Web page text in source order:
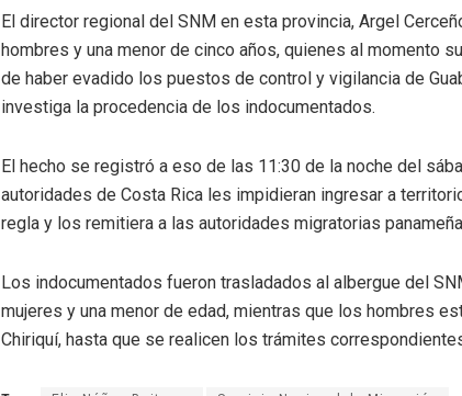
El director regional del SNM en esta provincia, Argel
hombres y una menor de cinco años, quienes al momento
de haber evadido los puestos de control y vigilancia de
investiga la procedencia de los indocumentados.
El hecho se registró a eso de las 11:30 de la noche del
autoridades de Costa Rica les impidieran ingresar a
regla y los remitiera a las autoridades migratorias
Los indocumentados fueron trasladados al albergue del
mujeres y una menor de edad, mientras que los hombres
Chiriquí, hasta que se realicen los trámites